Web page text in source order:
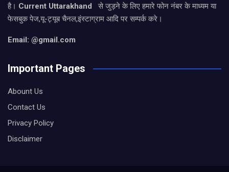
है। Current Uttarakhand
से जुड़ने के लिए हमारे फोन नंबर के माध्यम या
फेसबुक पेज,यू-ट्यूब चैनल,इंस्टाग्राम आदि पर सम्पर्क करे।
Email: @gmail.com
Important Pages
Abount Us
Contact Us
Privacy Policy
Disclaimer